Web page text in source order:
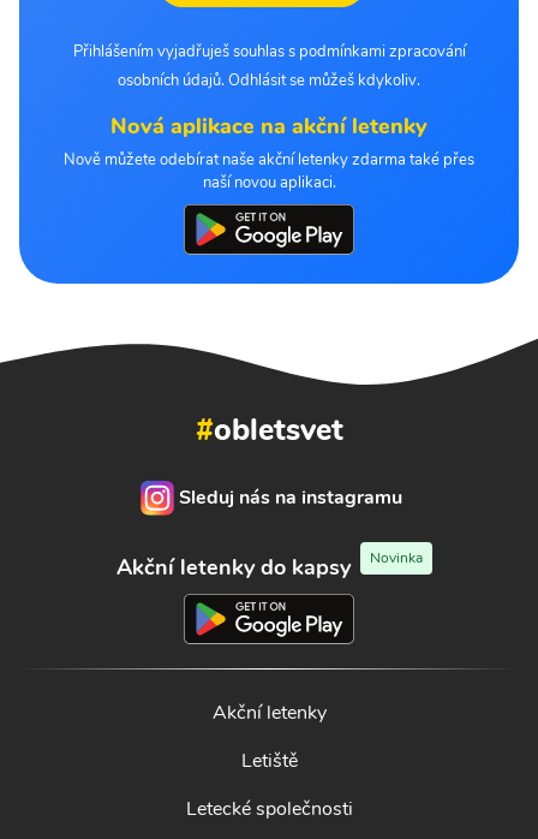
Přihlášením vyjadřuješ souhlas s podmínkami zpracování
osobních údajů. Odhlásit se můžeš kdykoliv.
Nová aplikace na akční letenky
Nově můžete odebírat naše akční letenky zdarma také přes
naší novou aplikaci.
#obletsvet
Sleduj nás na instagramu
Akční letenky do kapsy Novinka
Akční letenky
Letiště
Letecké společnosti